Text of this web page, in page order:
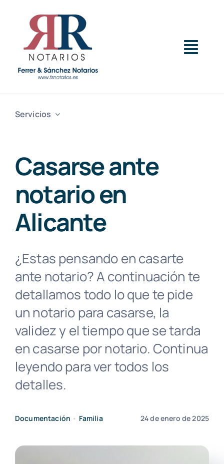
contenido
Sobre Nosotros
Actualidad
Buscar:
Servicios
Casarse ante
notario en
Alicante
¿Estas pensando en casarte
ante notario? A continuación te
detallamos todo lo que te pide
un notario para casarse, la
validez y el tiempo que se tarda
en casarse por notario. Continua
leyendo para ver todos los
detalles.
Documentación • Familia 24 de enero de 2025